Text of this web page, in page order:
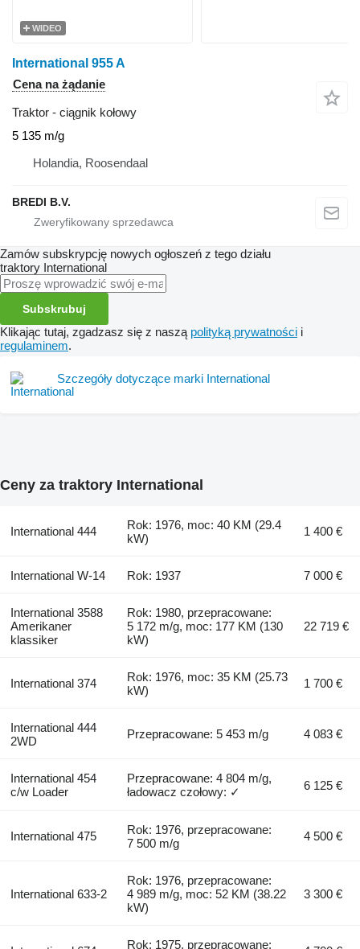
WIDEO
International 955 A
Cena na żądanie
Traktor - ciągnik kołowy
5 135 m/g
Holandia, Roosendaal
BREDI B.V.
Zamów subskrypcję nowych ogłoszeń z tego działu
traktory International
Subskrubuj
Klikając tutaj, zgadzasz się z naszą polityką prywatności i
regulaminem.
Szczegóły dotyczące marki International
Ceny za traktory International
International 444
Rok: 1976, moc: 40 KM (29.4
kW)
1 400 €
International W-14 Rok: 1937 7 000 €
International 3588
Amerikaner
klassiker
Rok: 1980, przepracowane:
5 172 m/g, moc: 177 KM (130
kW)
22 719 €
International 374
Rok: 1976, moc: 35 KM (25.73
kW)
1 700 €
International 444
2WD
Przepracowane: 5 453 m/g 4 083 €
International 454
c/w Loader
Przepracowane: 4 804 m/g,
ładowacz czołowy: ✓
6 125 €
International 475
Rok: 1976, przepracowane:
7 500 m/g
4 500 €
International 633-2
Rok: 1976, przepracowane:
4 989 m/g, moc: 52 KM (38.22
kW)
3 300 €
Rok: 1975, przepracowane: